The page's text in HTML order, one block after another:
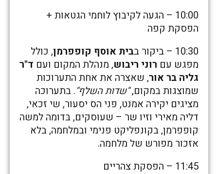
10:00 – הגעה לקיבוץ לוחמי הגטאות +
הפסקת קפה
10:30 – ביקור ב
בית אוסף קופפרמן, כולל
מפגש עם רוני ריבוש, מנהלת המקום ועם ד"ר
גליה בר אור, שאצרה את אחת התערוכות
שמוצגות במקום,"שדות השלף". בתערוכה
מציגים יקירה אמנט, פני הס יסעור, שי זכאי,
דליה מאירי וזיו שר – שעוסקים, בדומה למשה
קופפרמן, בקונפליקט פנימי ובמלחמה, בלא
אזכור מפורש של מלחמה.
11:45 – הפסקת צהריים